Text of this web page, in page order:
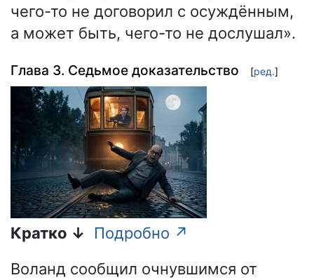
чего-то не договорил с осуждённым,
а может быть, чего-то не дослушал».
Глава 3. Седьмое доказательство [ред.]
Кратко ↓
Подробно ↗
Воланд сообщил очнувшимся от